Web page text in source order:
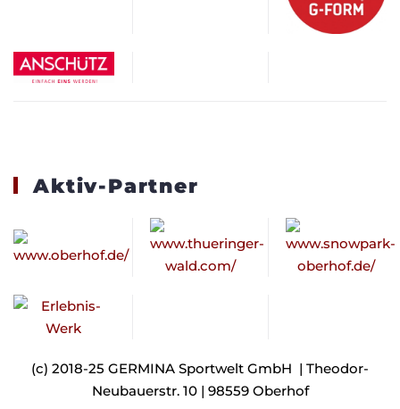
Aktiv-Partner
(c) 2018-25 GERMINA Sportwelt GmbH | Theodor-
Neubauerstr. 10 | 98559 Oberhof